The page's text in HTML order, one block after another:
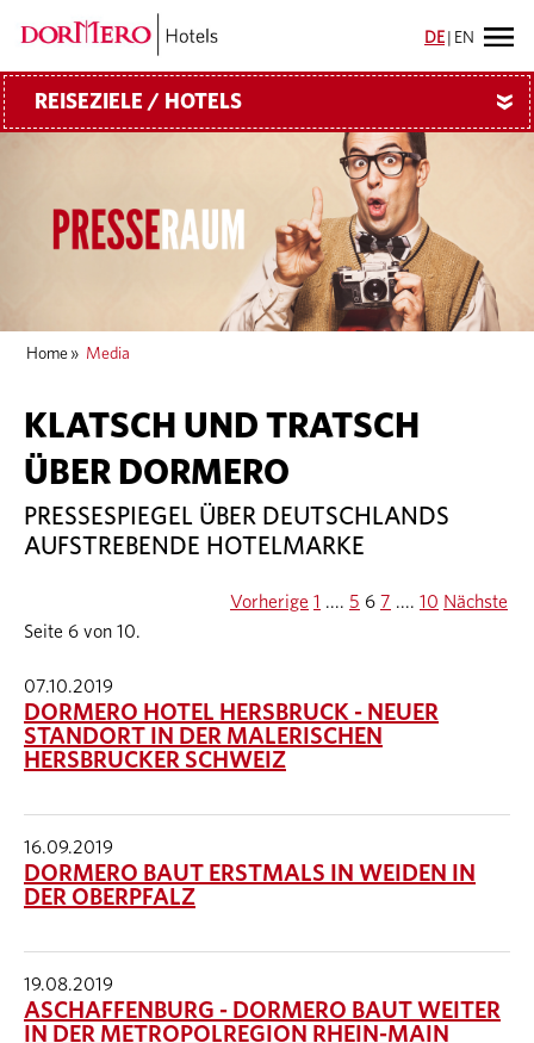
DE EN
REISEZIELE / HOTELS »
Home » Media
KLATSCH UND TRATSCH
ÜBER DORMERO
PRESSESPIEGEL ÜBER DEUTSCHLANDS
AUFSTREBENDE HOTELMARKE
Seite 6 von 10.
Vorherige 1 .... 5 6 7 .... 10 Nächste
07.10.2019
DORMERO HOTEL HERSBRUCK - NEUER
STANDORT IN DER MALERISCHEN
HERSBRUCKER SCHWEIZ
16.09.2019
DORMERO BAUT ERSTMALS IN WEIDEN IN
DER OBERPFALZ
19.08.2019
ASCHAFFENBURG - DORMERO BAUT WEITER
IN DER METROPOLREGION RHEIN-MAIN